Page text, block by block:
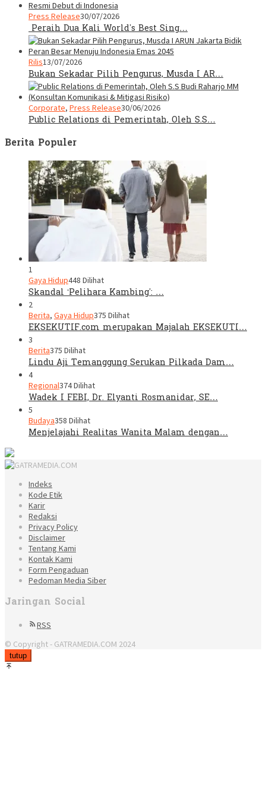
Press Release30/07/2026
Peraih Dua Kali World’s Best Sing…
Rilis13/07/2026
Bukan Sekadar Pilih Pengurus, Musda I AR…
Corporate, Press Release30/06/2026
Public Relations di Pemerintah, Oleh S.S…
Berita Populer
1
Gaya Hidup448 Dilihat
Skandal ‘Pelihara Kambing’: …
2
Berita, Gaya Hidup375 Dilihat
EKSEKUTIF.com merupakan Majalah EKSEKUTI…
3
Berita375 Dilihat
Lindu Aji Temanggung Serukan Pilkada Dam…
4
Regional374 Dilihat
Wadek I FEBI, Dr. Elyanti Rosmanidar, SE…
5
Budaya358 Dilihat
Menjelajahi Realitas Wanita Malam dengan…
Indeks
Kode Etik
Karir
Redaksi
Privacy Policy
Disclaimer
Tentang Kami
Kontak Kami
Form Pengaduan
Pedoman Media Siber
Jaringan Social
RSS
© Copyright - GATRAMEDIA.COM 2024
tutup